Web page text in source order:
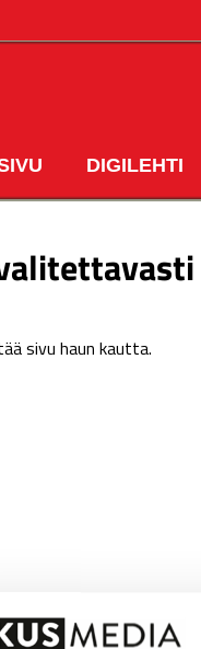
DIGILEHTI
sivu haun kautta.